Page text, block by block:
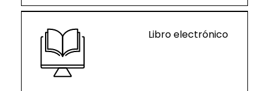
Libro electrónico